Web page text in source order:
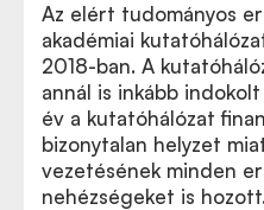
Az elért tudományos
akadémiai
2018-ban. A
annál is inkább
év a kutatóhálózat
bizonytalan helyzet
vezetésének minden
nehézségeket is